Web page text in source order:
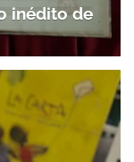
inédito de